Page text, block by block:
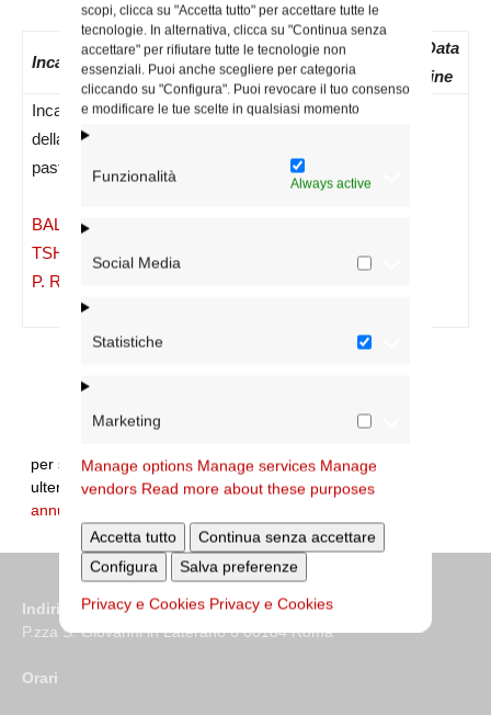
scopi, clicca su "Accetta tutto" per accettare tutte le
tecnologie. In alternativa, clicca su "Continua senza
accettare" per rifiutare tutte le tecnologie non
essenziali. Puoi anche scegliere per categoria
cliccando su "Configura". Puoi revocare il tuo consenso
e modificare le tue scelte in qualsiasi momento
Funzionalità Always active
Social Media
Statistiche
Marketing
Manage options Manage services Manage
vendors Read more about these purposes
Accetta tutto
Continua senza accettare
Configura
Salva preferenze
Privacy e Cookies Privacy e Cookies
Incaricato
Data
nomina
N.
Decreto
Data
inizio
Data
fine
Incaricato
della cura
pastorale –
BALOWE
TSHIMANGA
P. Roger
per segnalare errori sui dati e/o integrare
ulteriori informazioni:
annuario@diocesidiroma.it
Indirizzo
P.zza S. Giovanni in Laterano 6 00184 Roma
Orari